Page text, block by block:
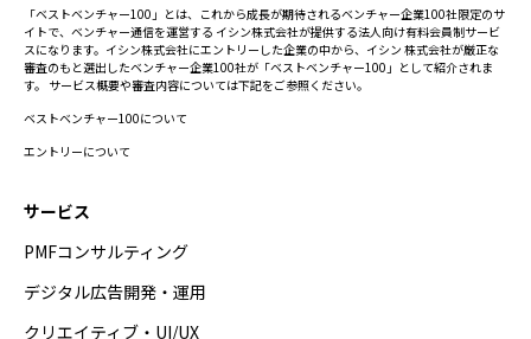
「ベストベンチャー100」とは、これから成長が期待されるベンチャー企業100社限定のサ
イトで、ベンチャー通信を運営する イシン株式会社が提供する法人向け有料会員制サービ
スになります。イシン株式会社にエントリーした企業の中から、イシン 株式会社が厳正な
審査のもと選出したベンチャー企業100社が「ベストベンチャー100」として紹介されま
す。 サービス概要や審査内容については下記をご参照ください。
ベストベンチャー100について
エントリーについて
サービス
PMFコンサルティング
デジタル広告開発・運用
クリエイティブ・UI/UX